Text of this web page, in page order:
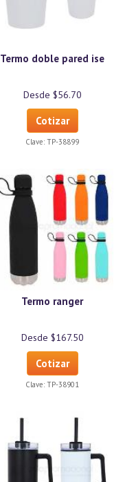
Termo doble pared ise
Desde $56.70
Cotizar
Clave: TP-38899
Termo ranger
Desde $167.50
Cotizar
Clave: TP-38901